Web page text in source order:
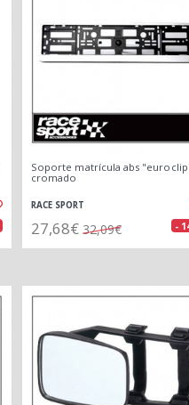
Soporte matrícula abs
cromado
RACE SPORT
27,68€ 32,09€ -